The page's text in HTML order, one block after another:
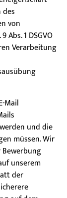
von
Abs. 1 DSGVO
Verarbeitung
Mail
und die
müssen. Wir
unserem
der